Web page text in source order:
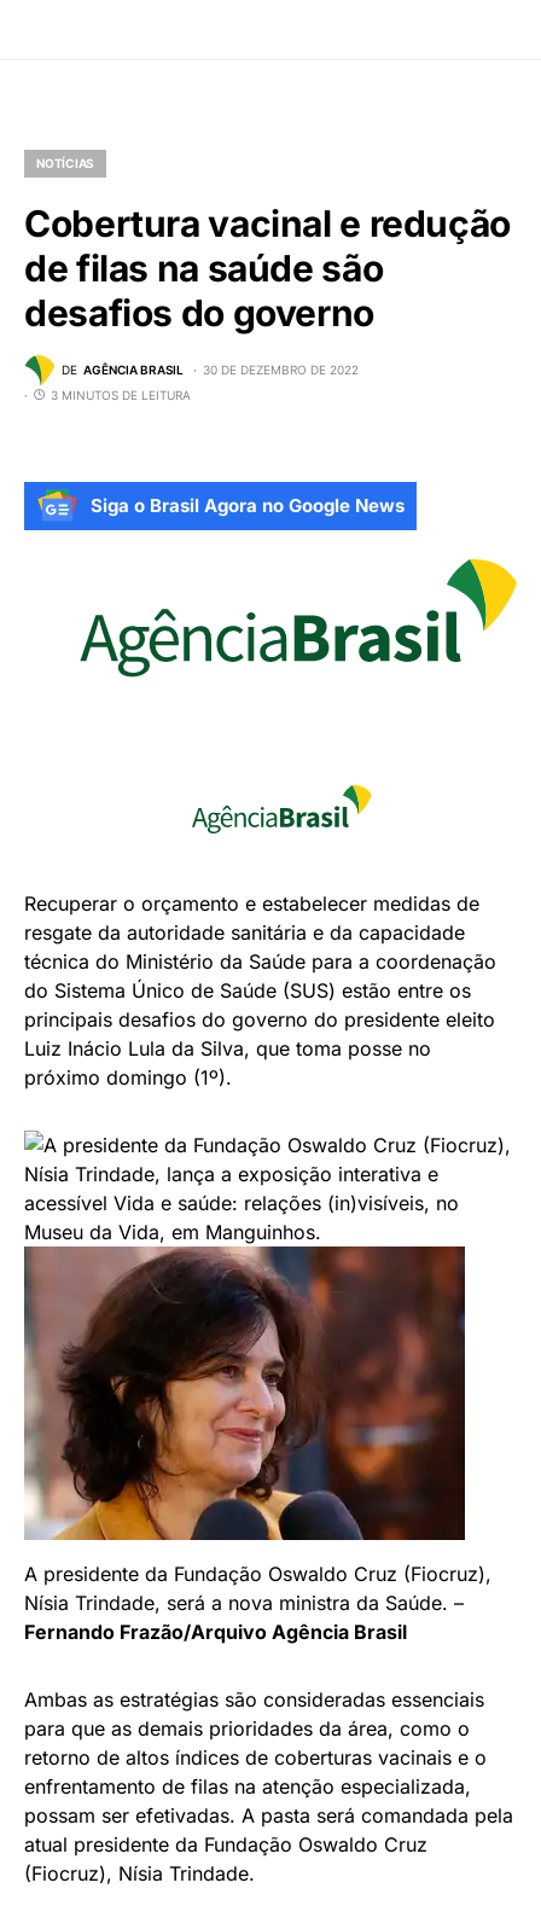
NOTÍCIAS
Cobertura vacinal e redução
de filas na saúde são
desafios do governo
DE AGÊNCIA BRASIL
30 DE DEZEMBRO DE 2022
3 MINUTOS DE LEITURA
Siga o Brasil Agora no Google News
Recuperar o orçamento e estabelecer medidas de
resgate da autoridade sanitária e da capacidade
técnica do Ministério da Saúde para a coordenação
do Sistema Único de Saúde (SUS) estão entre os
principais desafios do governo do presidente eleito
Luiz Inácio Lula da Silva, que toma posse no
próximo domingo (1º).
A presidente da Fundação Oswaldo Cruz (Fiocruz),
Nísia Trindade, será a nova ministra da Saúde. –
Fernando Frazão/Arquivo Agência Brasil
Ambas as estratégias são consideradas essenciais
para que as demais prioridades da área, como o
retorno de altos índices de coberturas vacinais e o
enfrentamento de filas na atenção especializada,
possam ser efetivadas. A pasta será comandada pela
atual presidente da Fundação Oswaldo Cruz
(Fiocruz), Nísia Trindade.